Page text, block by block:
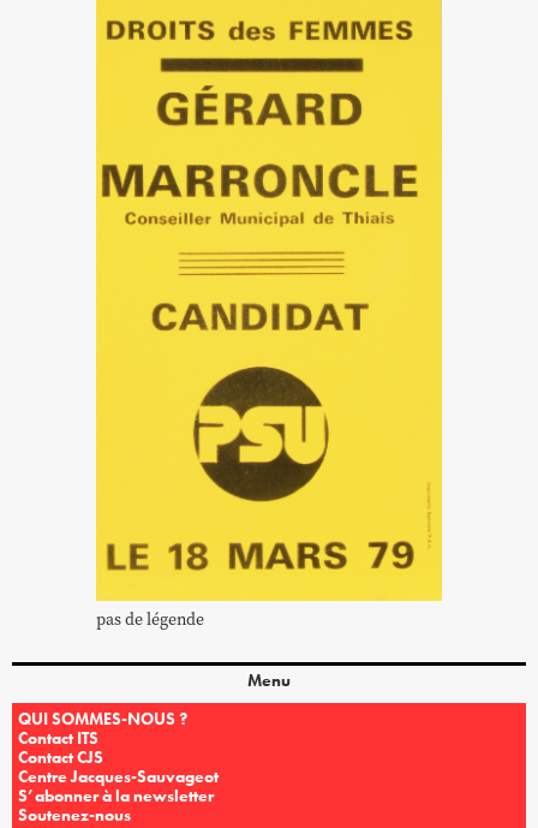
pas de légende
Menu
QUI SOMMES-NOUS ?
Contact ITS
Contact CJS
Centre Jacques-Sauvageot
S’abonner à la newsletter
Soutenez-nous